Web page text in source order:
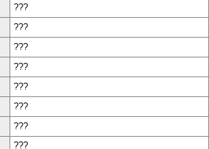
???
???
???
???
???
???
???
???